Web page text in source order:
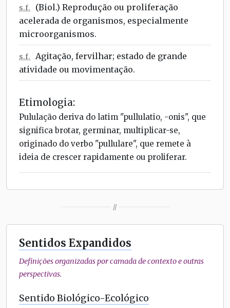
s.f.
(Biol.) Reprodução ou proliferação
acelerada de organismos, especialmente
microorganismos.
s.f.
Agitação, fervilhar; estado de grande
atividade ou movimentação.
Etimologia:
Pululação deriva do latim "pullulatio, -onis", que
significa brotar, germinar, multiplicar-se,
originado do verbo "pullulare", que remete à
ideia de crescer rapidamente ou proliferar.
//
Sentidos Expandidos
Definições organizadas por camada de contexto e outras
perspectivas.
Sentido Biológico-Ecológico